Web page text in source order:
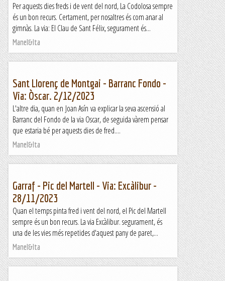
Per aquests dies freds i de vent del nord, La Codolosa sempre
és un bon recurs. Certament, per nosaltres és com anar al
gimnàs. La via: El Clau de Sant Félix, segurament és...
Manel&Ita
Sant Llorenç de Montgai - Barranc Fondo -
Via: Òscar. 2/12/2023
L'altre dia, quan en Joan Asín va explicar la seva ascensió al
Barranc del Fondo de la via Oscar, de seguida vàrem pensar
que estaria bé per aquests dies de fred....
Manel&Ita
Garraf - Pic del Martell - Via: Excàlibur -
28/11/2023
Quan el temps pinta fred i vent del nord, el Pic del Martell
sempre és un bon recurs. La via Excàlibur. segurament, és
una de les vies més repetides d'aquest pany de paret,...
Manel&Ita